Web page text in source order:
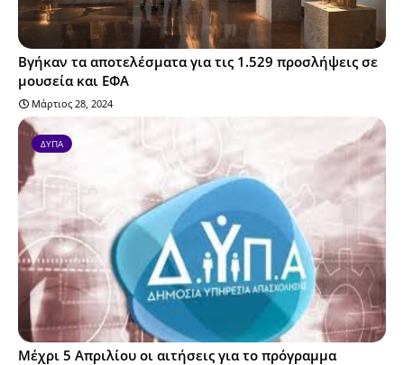
Βγήκαν τα αποτελέσματα για τις 1.529 προσλήψεις σε
μουσεία και ΕΦΑ
Μάρτιος 28, 2024
ΔΥΠΑ
Μέχρι 5 Απριλίου οι αιτήσεις για το πρόγραμμα